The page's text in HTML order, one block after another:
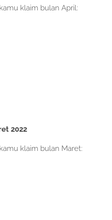
klaim bulan April:
2022
klaim bulan Maret: